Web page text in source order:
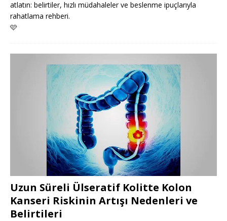
atlatın: belirtiler, hızlı müdahaleler ve beslenme ipuçlarıyla
rahatlama rehberi.
🩷
Uzun Süreli Ülseratif Kolitte Kolon
Kanseri Riskinin Artışı Nedenleri ve
Belirtileri